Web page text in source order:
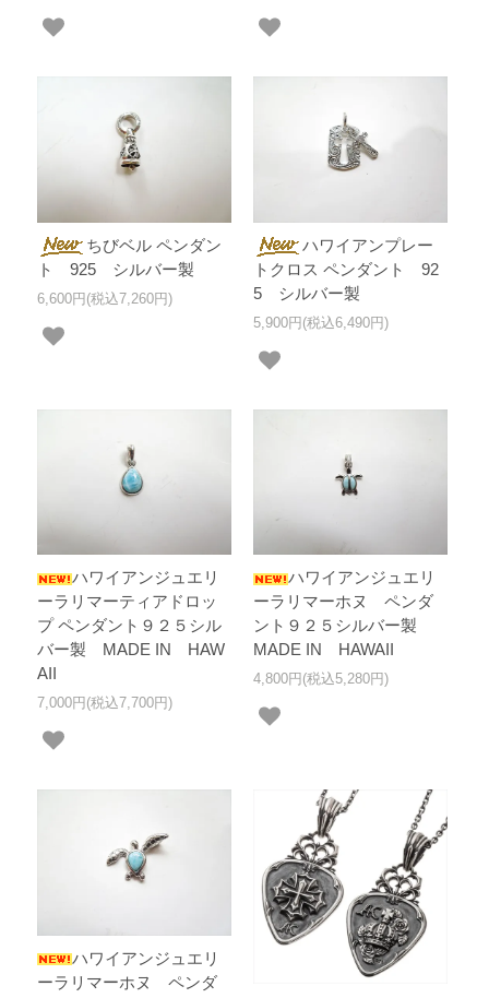
ちびベル ペンダン
ト 925 シルバー製
6,600円(税込7,260円)
ハワイアンプレー
トクロス ペンダント 92
5 シルバー製
5,900円(税込6,490円)
ハワイアンジュエリ
ーラリマーティアドロッ
プ ペンダント９２５シル
バー製 MADE IN HAW
AII
7,000円(税込7,700円)
ハワイアンジュエリ
ーラリマーホヌ ペンダ
ント９２５シルバー製
MADE IN HAWAII
4,800円(税込5,280円)
ハワイアンジュエリ
ーラリマーホヌ ペンダ